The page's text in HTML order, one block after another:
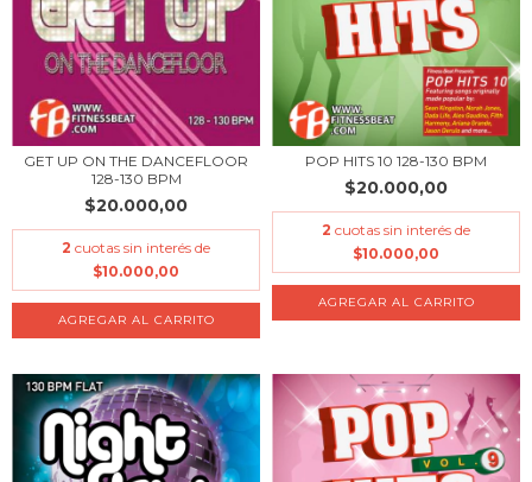
GET UP ON THE DANCEFLOOR
128-130 BPM
$20.000,00
2 cuotas sin interés de
$10.000,00
POP HITS 10 128-130 BPM
$20.000,00
2 cuotas sin interés de
$10.000,00